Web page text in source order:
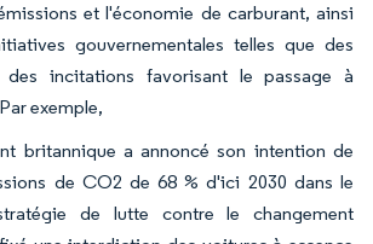
et l'économie de carburant, ainsi
gouvernementales telles que des
des incitations favorisant le passage à
exemple,
britannique a annoncé son intention de
de CO2 de 68 % d'ici 2030 dans le
de lutte contre le changement